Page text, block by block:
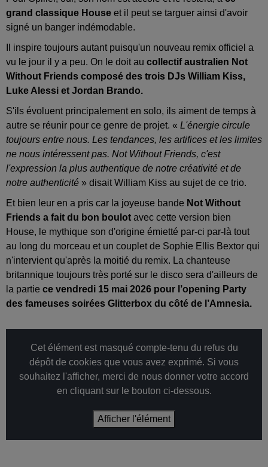
grand classique House et il peut se targuer ainsi d'avoir
signé un banger indémodable.
Il inspire toujours autant puisqu'un nouveau remix officiel a
vu le jour il y a peu. On le doit au collectif australien Not
Without Friends composé des trois DJs William Kiss,
Luke Alessi et Jordan Brando.
S'ils évoluent principalement en solo, ils aiment de temps à
autre se réunir pour ce genre de projet. « L'énergie circule
toujours entre nous. Les tendances, les artifices et les limites
ne nous intéressent pas. Not Without Friends, c'est
l'expression la plus authentique de notre créativité et de
notre authenticité » disait William Kiss au sujet de ce trio.
Et bien leur en a pris car la joyeuse bande Not Without
Friends a fait du bon boulot avec cette version bien
House, le mythique son d'origine émietté par-ci par-là tout
au long du morceau et un couplet de Sophie Ellis Bextor qui
n'intervient qu'après la moitié du remix. La chanteuse
britannique toujours très porté sur le disco sera d'ailleurs de
la partie ce vendredi 15 mai 2026 pour l’opening Party
des fameuses soirées Glitterbox du côté de l’Amnesia.
Cet élément est masqué compte-tenu du refus du
dépôt de cookies que vous avez exprimé. Si vous
souhaitez l'afficher, merci de nous donner votre accord
en cliquant sur le bouton ci-dessous.
Afficher l'élément